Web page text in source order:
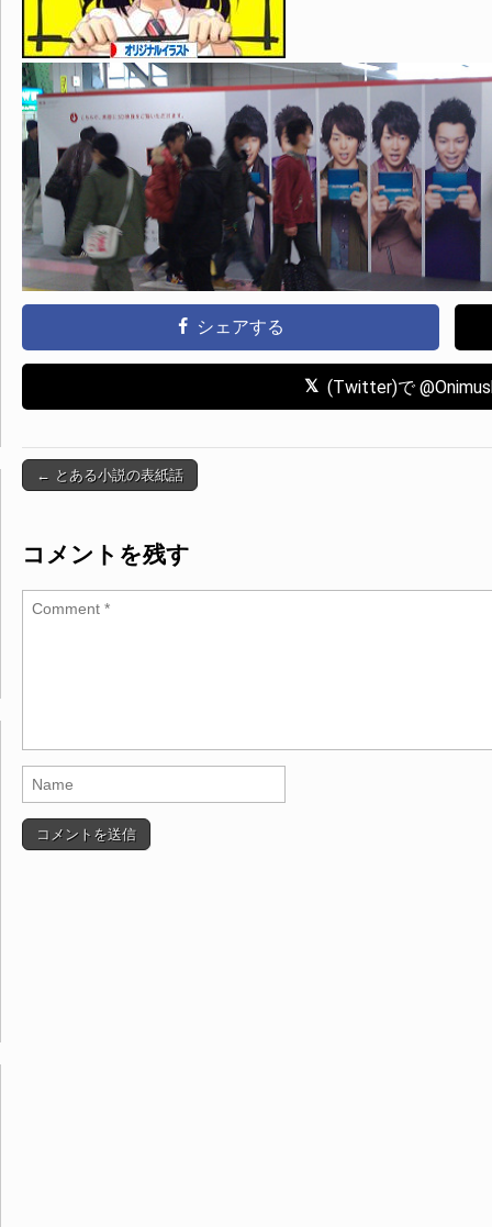
シェアする
(Twitter)で
Post navigation
← とある小説の表紙話
コメントを残す